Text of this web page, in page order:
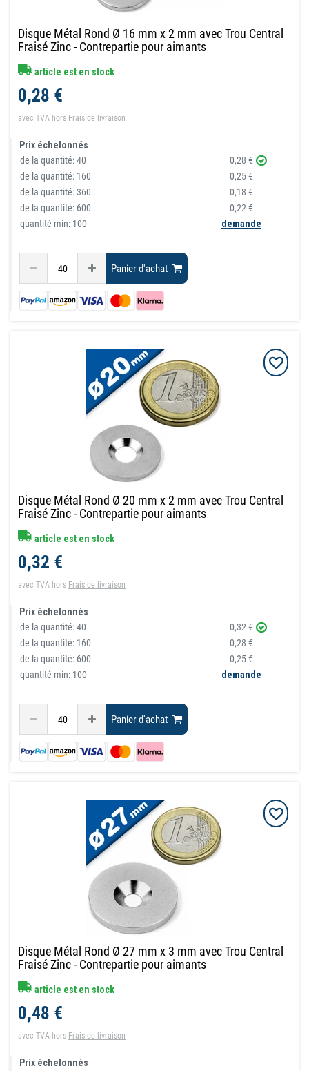
Disque Métal Rond Ø 16 mm x 2 mm avec Trou Central
Fraisé Zinc - Contrepartie pour aimants
article est en stock
0,28 €
avec TVA hors Frais de livraison
Prix échelonnés
de la quantité:40
0,28 €
de la quantité: 160
0,25 €
de la quantité:360
0,18 €
de la quantité: 600
0,22 €
quantité min: 100
demande
Panier d'achat
Disque Métal Rond Ø 20 mm x 2 mm avec Trou Central
Fraisé Zinc - Contrepartie pour aimants
article est en stock
0,32 €
avec TVA hors Frais de livraison
Prix échelonnés
de la quantité:40
0,32 €
de la quantité: 160
0,28 €
de la quantité: 600
0,25 €
quantité min: 100
demande
Panier d'achat
Disque Métal Rond Ø 27 mm x 3 mm avec Trou Central
Fraisé Zinc - Contrepartie pour aimants
article est en stock
0,48 €
avec TVA hors Frais de livraison
Prix échelonnés